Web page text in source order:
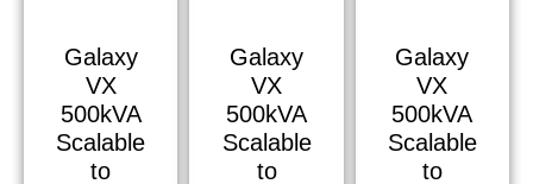
Galaxy
VX
500kVA
Scalable
Galaxy
VX
500kVA
Scalable
Galaxy
VX
500kVA
Scalable